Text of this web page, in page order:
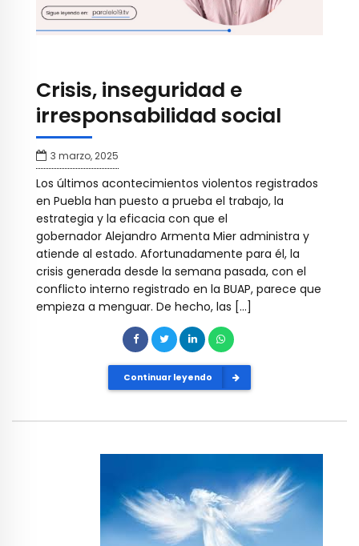
Crisis, inseguridad e
irresponsabilidad social
3 marzo, 2025
Los últimos acontecimientos violentos registrados
en Puebla han puesto a prueba el trabajo, la
estrategia y la eficacia con que el
gobernador Alejandro Armenta Mier administra y
atiende al estado. Afortunadamente para él, la
crisis generada desde la semana pasada, con el
conflicto interno registrado en la BUAP, parece que
empieza a menguar. De hecho, las […]
Continuar leyendo